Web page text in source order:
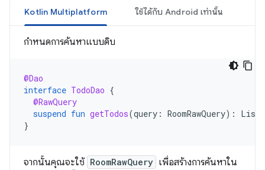
Kotlin Multiplatform ใช้ได้กับ Android เท่านั้น
กำหนดการค้นหาแบบดิบ
@Dao
interface TodoDao {
@RawQuery
suspend fun getTodos(query : RoomRawQuery):
}
จากนั้นคุณจะใช้ RoomRawQuery เพื่อสร้างการค้นหาใน